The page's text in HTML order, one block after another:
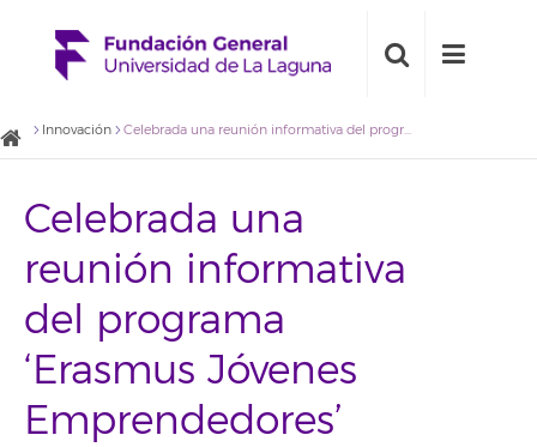
Innovación Celebrada una reunión informativa del programa ‘Erasmus Jóvenes Emprendedores’
Celebrada una
reunión informativa
del programa
‘Erasmus Jóvenes
Emprendedores’